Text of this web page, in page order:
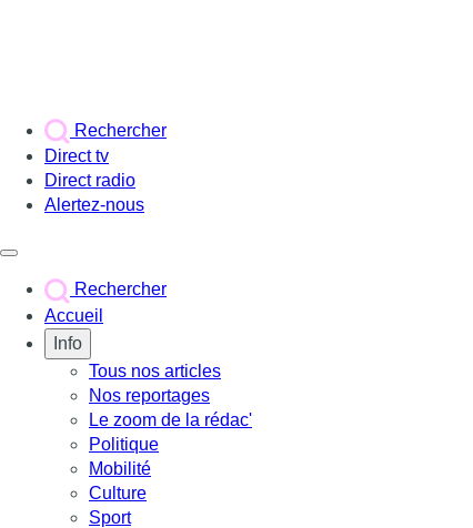
Rechercher
Direct tv
Direct radio
Alertez-nous
Rechercher
Accueil
Info
Tous nos articles
Nos reportages
Le zoom de la rédac'
Politique
Mobilité
Culture
Sport